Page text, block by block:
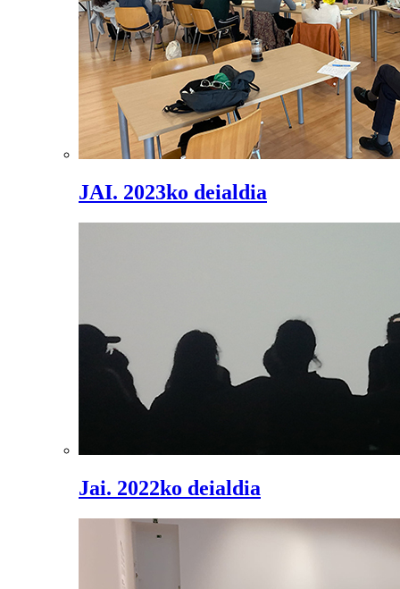
JAI. 2023ko deialdia
Jai. 2022ko deialdia